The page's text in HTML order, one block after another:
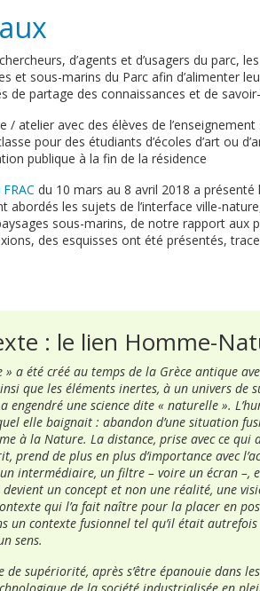
d’agents et d’usagers du parc,
et sous-marins du Parc afin d’alimenter
de partage des connaissances et de
/ atelier avec des élèves de l’enseignement
pour des étudiants d’écoles d’art ou
publique à la fin de la résidence
du 10 mars au 8 avril 2018 a
abordés les sujets de l’interface ville-
sous-marins, de notre rapport aux
des esquisses ont été présentés,
: le lien Homme-
a été créé au temps de la Grèce antique
que les éléments inertes, à un univers de
engendré une science dite « naturelle ».
elle baignait : abandon d’une situation
à la Nature. La distance, prise avec ce
prend de plus en plus d’importance avec
intermédiaire, un filtre – voire un écran –,
un concept et non une réalité, une
qui l’a fait naître pour la placer en
un contexte fusionnel tel qu’il était
sens.
de supériorité, après s’être épanouie dans